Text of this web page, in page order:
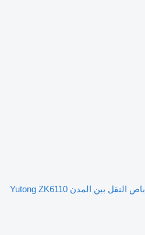
باص النقل بين المدن Yutong ZK6110